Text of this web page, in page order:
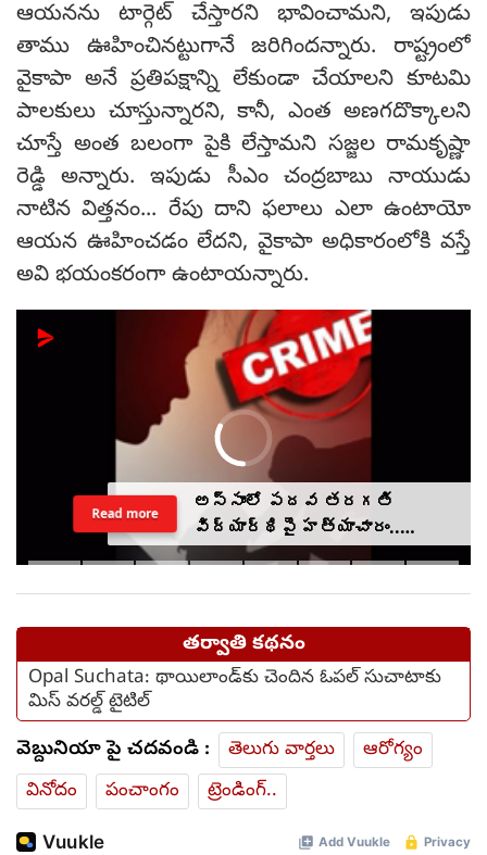
ఆయనను టార్గెట్ చేస్తారని భావించామని, ఇపుడు
తాము ఊహించినట్టుగానే జరిగిందన్నారు. రాష్ట్రంలో
వైకాపా అనే ప్రతిపక్షాన్ని లేకుండా చేయాలని కూటమి
పాలకులు చూస్తున్నారని, కానీ, ఎంత అణగదొక్కాలని
చూస్తే అంత బలంగా పైకి లేస్తామని సజ్జల రామకృష్ణా
రెడ్డి అన్నారు. ఇపుడు సీఎం చంద్రబాబు నాయుడు
నాటిన విత్తనం... రేపు దాని ఫలాలు ఎలా ఉంటాయో
ఆయన ఊహించడం లేదని, వైకాపా అధికారంలోకి వస్తే
అవి భయంకరంగా ఉంటాయన్నారు.
అస్సాంలో పదవ తరగతి
విద్యార్థిపై హత్యాచారం..
ఫంక్షన్‌కు వెళ్లిన తల్లి..
Read more
తర్వాతి కథనం
Opal Suchata: థాయిలాండ్‌కు చెందిన ఓపల్ సుచాటాకు
మిస్ వరల్డ్ టైటిల్
వెబ్దునియా పై చదవండి : తెలుగు వార్తలు
ఆరోగ్యం
వినోదం
పంచాంగం ట్రెండింగ్..